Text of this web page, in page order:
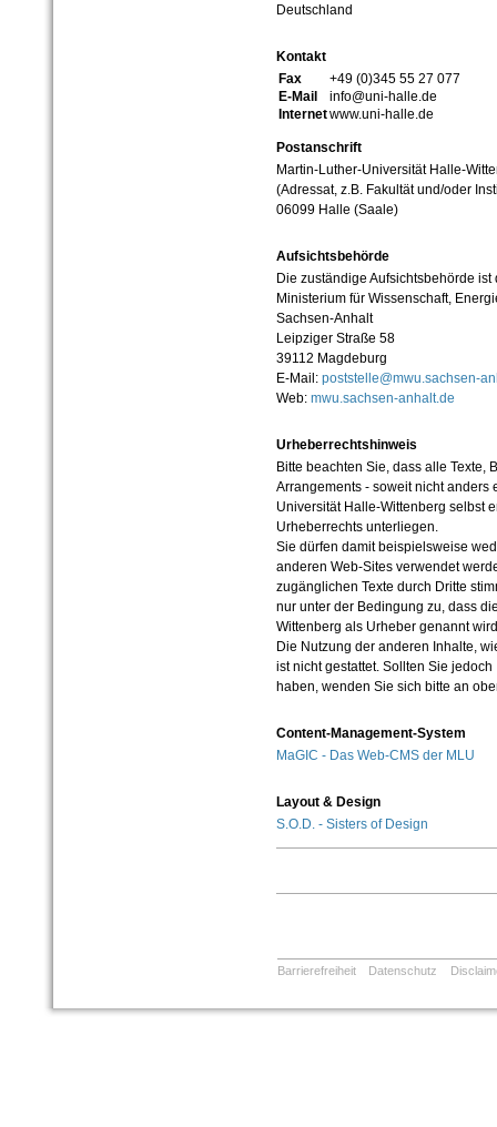
Deutschland
Kontakt
Fax
+49 (0)345 55 27 077
E-Mail
info@uni-halle.de
Internetwww.uni-halle.de
Postanschrift
Martin-Luther-Universität Halle-
(Adressat, z.B. Fakultät und/oder
06099 Halle (Saale)
Aufsichtsbehörde
Die zuständige Aufsichtsbehörde ist
Ministerium für Wissenschaft,
Sachsen-Anhalt
Leipziger Straße 58
39112 Magdeburg
E-Mail: poststelle@mwu.sachsen-
Web: mwu.sachsen-anhalt.de
Urheberrechtshinweis
Bitte beachten Sie, dass alle Texte,
Arrangements - soweit nicht anders
Universität Halle-Wittenberg selbst
Urheberrechts unterliegen.
Sie dürfen damit beispielsweise
anderen Web-Sites verwendet
zugänglichen Texte durch Dritte
nur unter der Bedingung zu, dass
Wittenberg als Urheber genannt
Die Nutzung der anderen Inhalte,
ist nicht gestattet. Sollten Sie
haben, wenden Sie sich bitte an
Content-Management-System
MaGIC - Das Web-CMS der MLU
Layout & Design
S.O.D. - Sisters of Design
Barrierefreiheit Datenschutz